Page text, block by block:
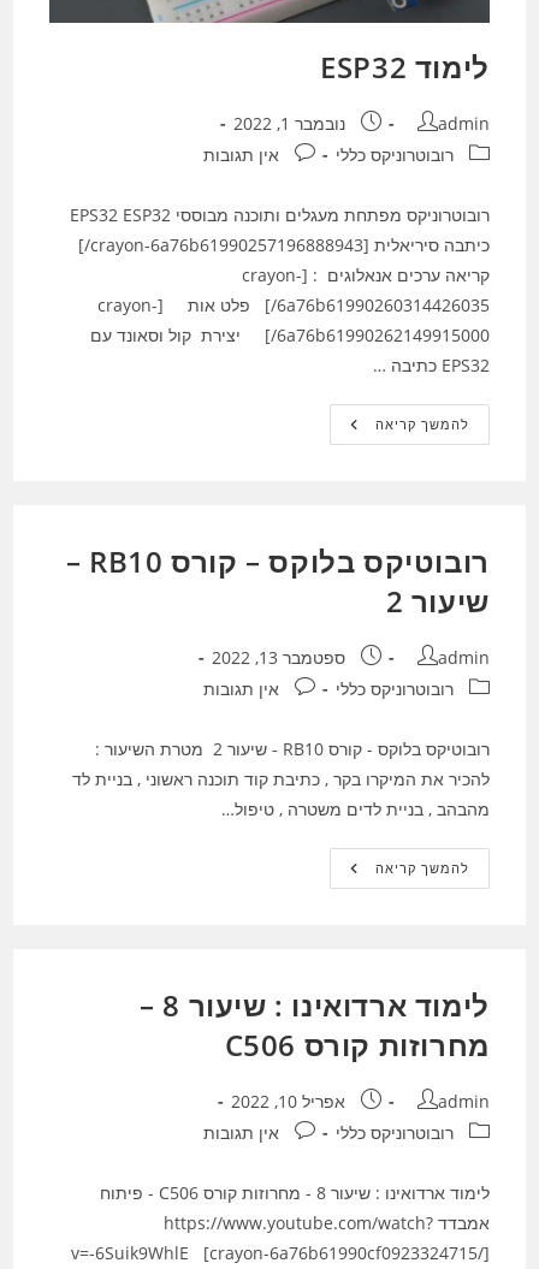
לימוד ESP32
מחבר:
admin פורסם:נובמבר 1, 2022
קטגוריה:רובוטרוניקס כללי תגובות:אין תגובות
כיתבה סיריאלית [crayon-6a76b61990257196888943/]
קריאה ערכים אנאלוגים : [crayon-
6a76b61990260314426035/] פלט אות [crayon-
6a76b61990262149915000/] יצירת קול וסאונד עם
EPS32 כתיבה …
להמשך קריאהלימוד
ESP32
רובוטיקס בלוקס – קורס RB10 –
שיעור 2
מחבר:
admin פורסם:ספטמבר 13, 2022
קטגוריה:רובוטרוניקס כללי תגובות:אין תגובות
רובוטיקס בלוקס - קורס RB10 - שיעור 2 מטרת השיעור :
להכיר את המיקרו בקר , כתיבת קוד תוכנה ראשוני , בניית לד
מהבהב , בניית לדים משטרה , טיפול…
להמשך קריאהרובוטיקס
בלוקס
לימוד ארדואינו : שיעור 8 –
מחרוזות קורס C506
מחבר:
admin פורסם:אפריל 10, 2022
קטגוריה:רובוטרוניקס כללי תגובות:אין תגובות
לימוד ארדואינו : שיעור 8 - מחרוזות קורס C506 - פיתוח
אמבדד https://www.youtube.com/watch?